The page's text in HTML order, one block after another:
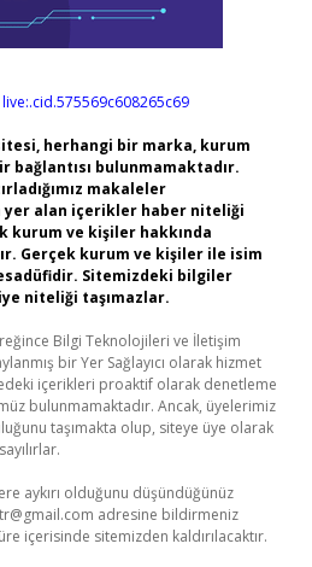
live:.cid.575569c608265c69
herhangi bir marka, kurum
bağlantısı bulunmamaktadır.
makaleler
yer alan içerikler haber niteliği
kurum ve kişiler hakkında
Gerçek kurum ve kişiler ile isim
Sitemizdeki bilgiler
niteliği taşımazlar.
Bilgi Teknolojileri ve İletişim
bir Yer Sağlayıcı olarak hizmet
içerikleri proaktif olarak denetleme
bulunmamaktadır. Ancak, üyelerimiz
taşımakta olup, siteye üye olarak
aykırı olduğunu düşündüğünüz
adresine bildirmeniz
içerisinde sitemizden kaldırılacaktır.